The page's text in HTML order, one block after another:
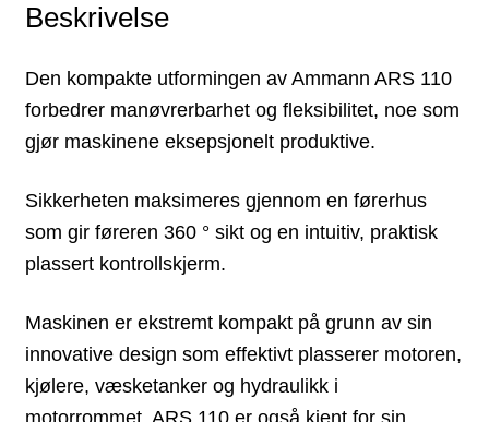
Beskrivelse
Den kompakte utformingen av Ammann ARS 110
forbedrer manøvrerbarhet og fleksibilitet, noe som
gjør maskinene eksepsjonelt produktive.
Sikkerheten maksimeres gjennom en førerhus
som gir føreren 360 ° sikt og en intuitiv, praktisk
plassert kontrollskjerm.
Maskinen er ekstremt kompakt på grunn av sin
innovative design som effektivt plasserer motoren,
kjølere, væsketanker og hydraulikk i